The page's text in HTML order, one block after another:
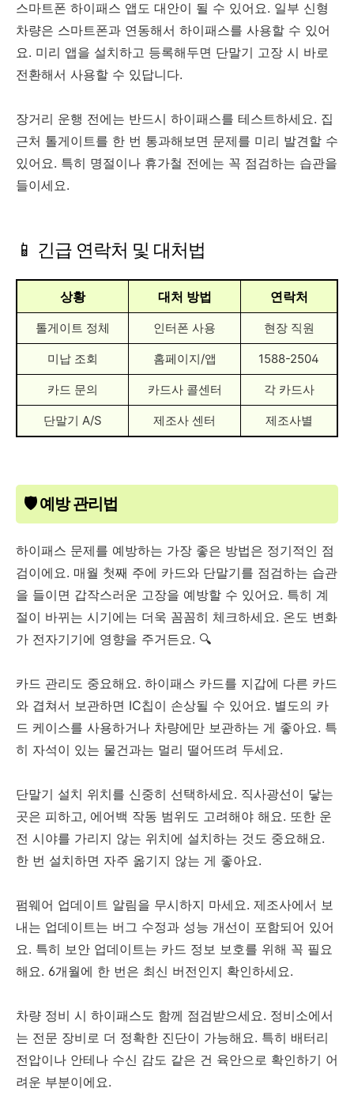
스마트폰 하이패스 앱도 대안이 될 수 있어요. 일부 신형
차량은 스마트폰과 연동해서 하이패스를 사용할 수 있어
요. 미리 앱을 설치하고 등록해두면 단말기 고장 시 바로
전환해서 사용할 수 있답니다.
장거리 운행 전에는 반드시 하이패스를 테스트하세요. 집
근처 톨게이트를 한 번 통과해보면 문제를 미리 발견할 수
있어요. 특히 명절이나 휴가철 전에는 꼭 점검하는 습관을
들이세요.
📱 긴급 연락처 및 대처법
상황 대처 방법 연락처
톨게이트 정체 인터폰 사용 현장 직원
미납 조회 홈페이지/앱 1588-2504
카드 문의 카드사 콜센터 각 카드사
단말기 A/S 제조사 센터 제조사별
🛡️ 예방 관리법
하이패스 문제를 예방하는 가장 좋은 방법은 정기적인 점
검이에요. 매월 첫째 주에 카드와 단말기를 점검하는 습관
을 들이면 갑작스러운 고장을 예방할 수 있어요. 특히 계
절이 바뀌는 시기에는 더욱 꼼꼼히 체크하세요. 온도 변화
가 전자기기에 영향을 주거든요. 🔍
카드 관리도 중요해요. 하이패스 카드를 지갑에 다른 카드
와 겹쳐서 보관하면 IC칩이 손상될 수 있어요. 별도의 카
드 케이스를 사용하거나 차량에만 보관하는 게 좋아요. 특
히 자석이 있는 물건과는 멀리 떨어뜨려 두세요.
단말기 설치 위치를 신중히 선택하세요. 직사광선이 닿는
곳은 피하고, 에어백 작동 범위도 고려해야 해요. 또한 운
전 시야를 가리지 않는 위치에 설치하는 것도 중요해요.
한 번 설치하면 자주 옮기지 않는 게 좋아요.
펌웨어 업데이트 알림을 무시하지 마세요. 제조사에서 보
내는 업데이트는 버그 수정과 성능 개선이 포함되어 있어
요. 특히 보안 업데이트는 카드 정보 보호를 위해 꼭 필요
해요. 6개월에 한 번은 최신 버전인지 확인하세요.
차량 정비 시 하이패스도 함께 점검받으세요. 정비소에서
는 전문 장비로 더 정확한 진단이 가능해요. 특히 배터리
전압이나 안테나 수신 감도 같은 건 육안으로 확인하기 어
려운 부분이에요.